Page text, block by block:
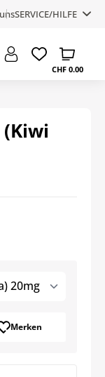
SERVICE/HILFE
CHF 0.00
20mg
Merken